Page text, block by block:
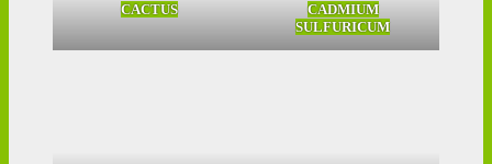
CACTUS
CADMIUM
SULFURICUM